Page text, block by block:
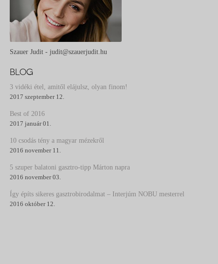
Szauer Judit - judit@szauerjudit.hu
BLOG
3 vidéki étel, amitől elájulsz, olyan finom!
2017 szeptember 12.
Best of 2016
2017 január 01.
10 csodás tény a magyar mézekről
2016 november 11.
5 szuper balatoni gasztro-tipp Márton napra
2016 november 03.
Így építs sikeres gasztrobirodalmat – Interjúm NOBU mesterrel
2016 október 12.